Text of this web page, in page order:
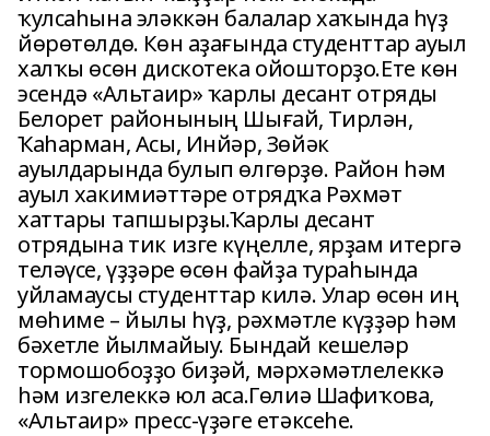
ҡулсаһына эләккән балалар хаҡында һүҙ
йөрөтөлдө. Көн аҙағында студенттар ауыл
халҡы өсөн дискотека ойошторҙо.Ете көн
эсендә «Альтаир» ҡарлы десант отряды
Белорет районының Шығай, Тирлән,
Ҡаһарман, Асы, Инйәр, Зөйәк
ауылдарында булып өлгөрҙө. Район һәм
ауыл хакимиәттәре отрядҡа Рәхмәт
хаттары тапшырҙы.Ҡарлы десант
отрядына тик изге күңелле, ярҙам итергә
теләүсе, үҙҙәре өсөн файҙа тураһында
уйламаусы студенттар килә. Улар өсөн иң
мөһиме – йылы һүҙ, рәхмәтле күҙҙәр һәм
бәхетле йылмайыу. Бындай кешеләр
тормошобоҙҙо биҙәй, мәрхәмәтлелеккә
һәм изгелеккә юл аса.Гөлиә Шафиҡова,
«Альтаир» пресс-үҙәге етәксеһе.